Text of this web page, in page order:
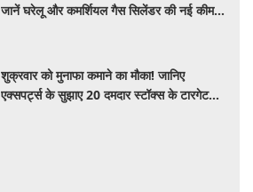
जानें घरेलू और कमर्शियल गैस सिलेंडर की नई कीमत,
शुक्रवार को मुनाफा कमाने का मौका! जानिए
एक्सपर्ट्स के सुझाए 20 दमदार स्टॉक्स के टारगेट